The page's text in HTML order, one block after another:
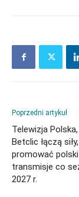
Poprzedni artykuł
Telewizja
Betclic łączą
promować
transmisje co
2027 r.